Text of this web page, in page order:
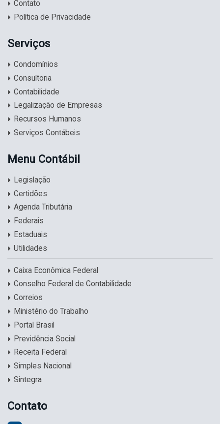
Contato
Política de Privacidade
Serviços
Condomínios
Consultoria
Contabilidade
Legalização de Empresas
Recursos Humanos
Serviços Contábeis
Menu Contábil
Legislação
Certidões
Agenda Tributária
Federais
Estaduais
Utilidades
Caixa Econômica Federal
Conselho Federal de Contabilidade
Correios
Ministério do Trabalho
Portal Brasil
Previdência Social
Receita Federal
Simples Nacional
Sintegra
Contato